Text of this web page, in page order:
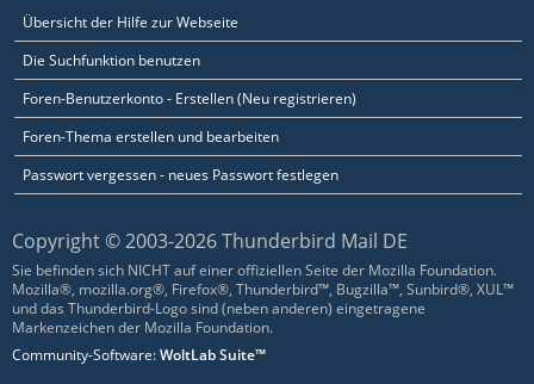
Übersicht der Hilfe zur Webseite
Die Suchfunktion benutzen
Foren-Benutzerkonto - Erstellen (Neu registrieren)
Foren-Thema erstellen und bearbeiten
Passwort vergessen - neues Passwort festlegen
Copyright © 2003-2026 Thunderbird Mail DE
Sie befinden sich NICHT auf einer offiziellen Seite der Mozilla Foundation.
Mozilla®, mozilla.org®, Firefox®, Thunderbird™, Bugzilla™, Sunbird®, XUL™
und das Thunderbird-Logo sind (neben anderen) eingetragene
Markenzeichen der Mozilla Foundation.
Community-Software:WoltLab Suite™